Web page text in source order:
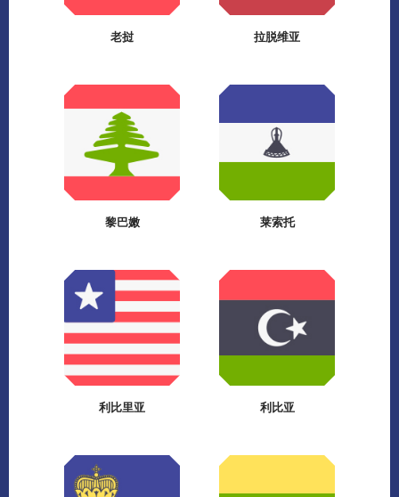
老挝 拉脱维亚
黎巴嫩 莱索托
利比里亚 利比亚